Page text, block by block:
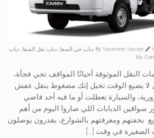
Yasmine Yasser دباب حي الصفا, دباب نقل الصفا, دباب
النقل الموثوقة أحيانًا المواقف تجي فجأة،
لا يضيع الوقت.تخيل إنك مضغوط بنقل عفش
والسيارة تعطلت أو ما فيه أحد فاضي
الدبابات اللي صاروا اليوم من أهم
بخفتهم ومعرفتهم بالشوارع، يقدرون يوصلون
الصغيرة في وقت […]